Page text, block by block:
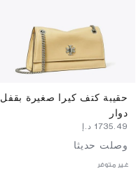
حقيبة كتف كيرا صغيرة بقفل
دوار
وصلت حديثا
غير متوفر